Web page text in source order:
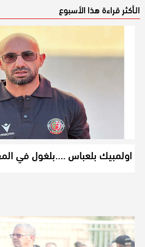
الـأكثر قراءة هذا الأسبوع
اولمبيك بلعباس ….بلغول في